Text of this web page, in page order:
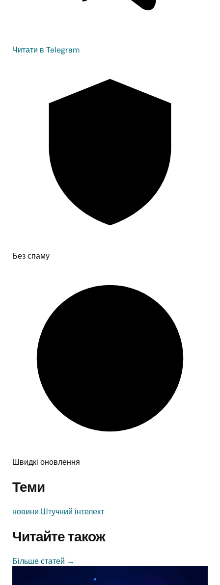
Читати в Telegram
Без спаму
Швидкі оновлення
Теми
новини Штучний інтелект
Читайте також
Більше статей →